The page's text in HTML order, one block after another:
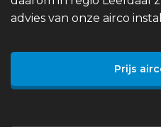
advies van onze airco
Prijs